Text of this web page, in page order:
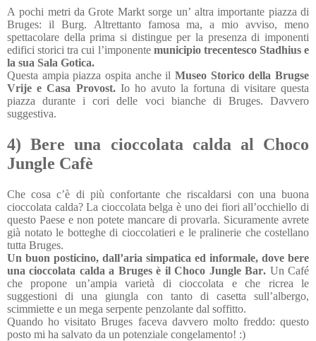
A pochi metri da Grote Markt sorge un’ altra importante piazza di
Bruges: il Burg. Altrettanto famosa ma, a mio avviso, meno
spettacolare della prima si distingue per la presenza di imponenti
edifici storici tra cui l’imponentemunicipio trecentesco Stadhius e
la sua Sala Gotica.
Questa ampia piazza ospita anche il Museo Storico della Brugse
Vrije e Casa Provost.Io ho avuto la fortuna di visitare questa
piazza durante i cori delle voci bianche di Bruges. Davvero
suggestiva.
4) Bere una cioccolata calda al Choco
Jungle Cafè
Che cosa c’è di più confortante che riscaldarsi con una buona
cioccolata calda? La cioccolata belga è uno dei fiori all’occhiello di
questo Paese e non potete mancare di provarla. Sicuramente avrete
già notato le botteghe di cioccolatieri e le pralinerie che costellano
tutta Bruges.
Un buon posticino, dall’aria simpatica ed informale, dove bere
una cioccolata calda a Bruges è il Choco Jungle Bar. Un Café
che propone un’ampia varietà di cioccolata e che ricrea le
suggestioni di una giungla con tanto di casetta sull’albergo,
scimmiette e un mega serpente penzolante dal soffitto.
Quando ho visitato Bruges faceva davvero molto freddo: questo
posto mi ha salvato da un potenziale congelamento! :)